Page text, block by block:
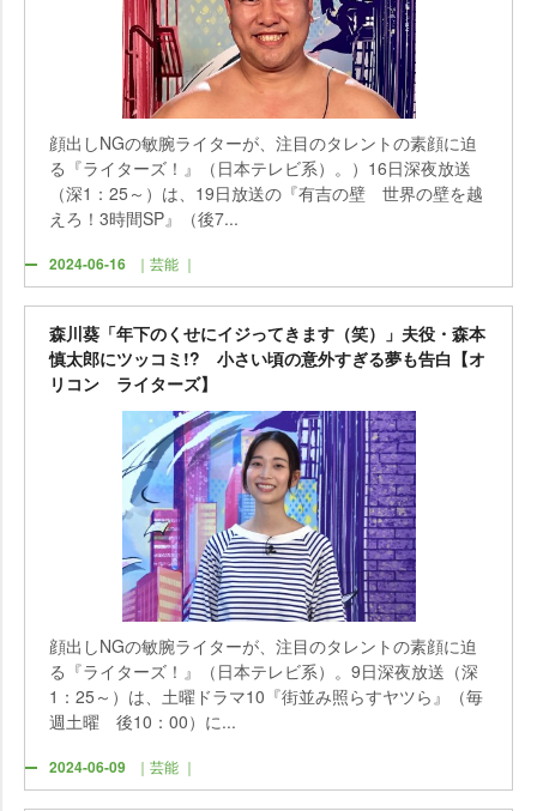
顔出しNGの敏腕ライターが、注目のタレントの素顔に迫
る『ライターズ！』（日本テレビ系）。）16日深夜放送
（深1：25～）は、19日放送の『有吉の壁 世界の壁を越
えろ！3時間SP』（後7...
2024-06-16 ｜芸能 ｜
森川葵「年下のくせにイジってきます（笑）」夫役・森本
慎太郎にツッコミ!? 小さい頃の意外すぎる夢も告白【オ
リコン ライターズ】
顔出しNGの敏腕ライターが、注目のタレントの素顔に迫
る『ライターズ！』（日本テレビ系）。9日深夜放送（深
1：25～）は、土曜ドラマ10『街並み照らすヤツら』（毎
週土曜 後10：00）に...
2024-06-09 ｜芸能 ｜